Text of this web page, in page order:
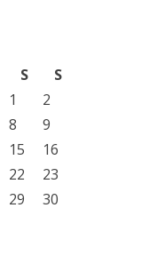
S
S
1
2
8
9
15
16
22
23
29
30